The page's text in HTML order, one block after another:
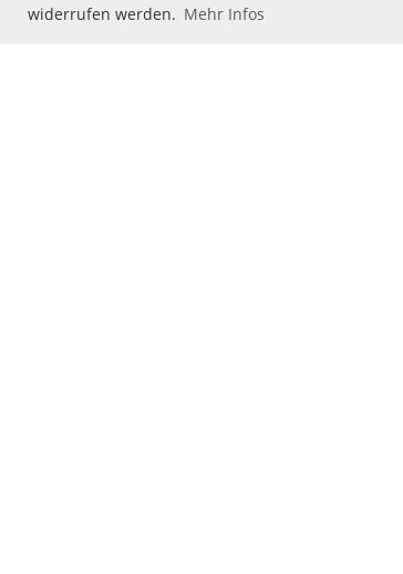
widerrufen werden. Mehr Infos